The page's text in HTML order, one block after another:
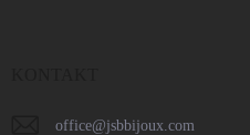
office@jsbbijoux.com